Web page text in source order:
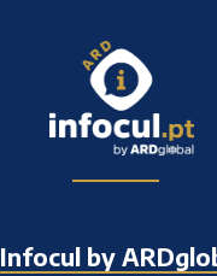
Infocul by